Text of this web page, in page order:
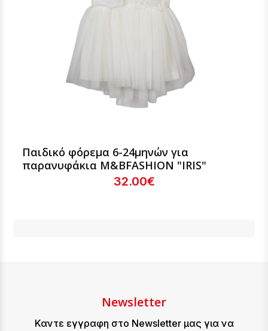
Παιδικό φόρεμα 6-24μηνών για
παρανυφάκια Μ&ΒFASHION "IRIS"
32.00€
Newsletter
Καντε εγγραφη στο Newsletter μας για να